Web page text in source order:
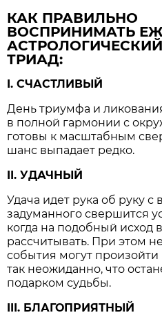
КАК ПРАВИЛЬНО
ВОСПРИНИМАТЬ
ТРИАД:
I. СЧАСТЛИВЫЙ
День триумфа и
в полной гармонии с
готовы к масштабным
шанс выпадает редко.
II. УДАЧНЫЙ
Удача идет рука об руку с
задуманного свершится
когда на подобный исход
рассчитывать. При этом
события могут произойти
так неожиданно, что
подарком судьбы.
III. БЛАГОПРИЯТНЫЙ